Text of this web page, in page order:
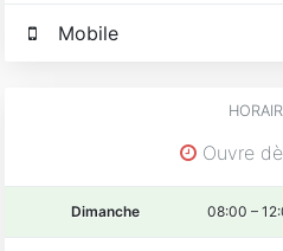
Mobile
Ouvre
Dimanche 08:00 –